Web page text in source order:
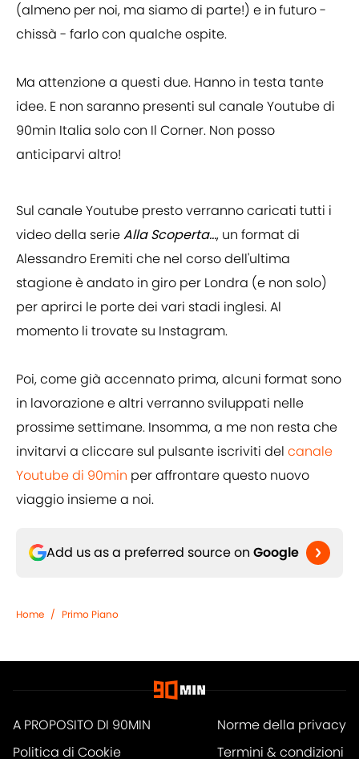
(almeno per noi, ma siamo di parte!) e in futuro -
chissà - farlo con qualche ospite.
Ma attenzione a questi due. Hanno in testa tante
idee. E non saranno presenti sul canale Youtube di
90min Italia solo con Il Corner. Non posso
anticiparvi altro!
Sul canale Youtube presto verranno caricati tutti i
video della serieAlla Scoperta..., un format di
Alessandro Eremiti che nel corso dell'ultima
stagione è andato in giro per Londra (e non solo)
per aprirci le porte dei vari stadi inglesi. Al
momento li trovate su Instagram.
Poi, come già accennato prima, alcuni format sono
in lavorazione e altri verranno sviluppati nelle
prossime settimane. Insomma, a me non resta che
invitarvi a cliccare sul pulsante iscriviti del canale
Youtube di 90min per affrontare questo nuovo
viaggio insieme a noi.
Add us as a preferred source on Google
Home / Primo Piano
A PROPOSITO DI 90MIN
Norme della privacy
Politica di Cookie
Termini & condizioni